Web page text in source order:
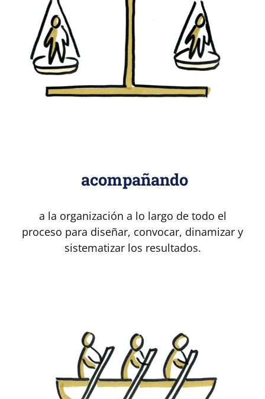
acompañando
a la organización a lo largo de todo el
proceso para diseñar, convocar, dinamizar y
sistematizar los resultados.